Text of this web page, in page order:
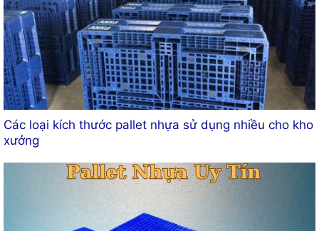
Các loại kích thước pallet nhựa sử dụng nhiều cho kho
xưởng